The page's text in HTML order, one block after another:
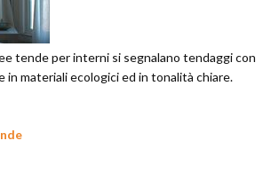
tende per interni si segnalano tendaggi con
in materiali ecologici ed in tonalità chiare.